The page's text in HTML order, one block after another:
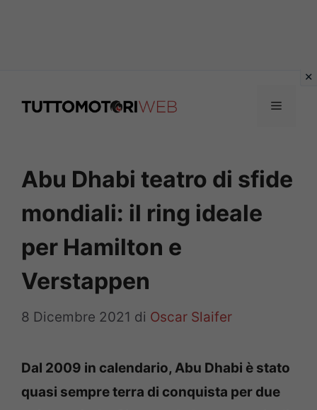
Menu
Abu Dhabi teatro di sfide
mondiali: il ring ideale
per Hamilton e
Verstappen
8 Dicembre 2021 di Oscar Slaifer
Dal 2009 in calendario, Abu Dhabi è stato
quasi sempre terra di conquista per due